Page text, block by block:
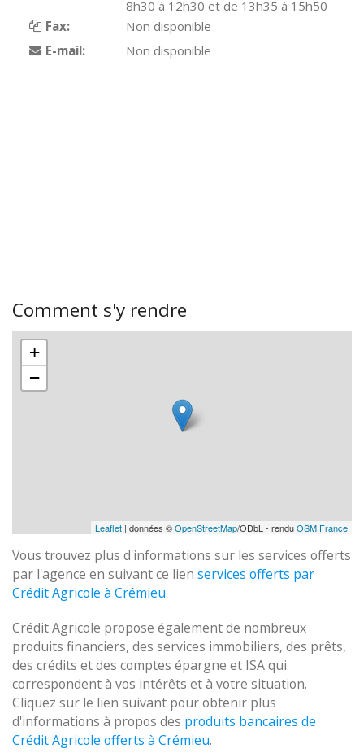
8h30 à 12h30 et de 13h35 à 15h50
Fax:
Non disponible
E-mail:
Non disponible
Comment s'y rendre
+
−
Leaflet | données ©OpenStreetMap/ODbL - renduOSM France
Vous trouvez plus d'informations sur les services offerts
par l'agence en suivant ce lien services offerts par
Crédit Agricole à Crémieu.
Crédit Agricole propose également de nombreux
produits financiers, des services immobiliers, des prêts,
des crédits et des comptes épargne et ISA qui
correspondent à vos intérêts et à votre situation.
Cliquez sur le lien suivant pour obtenir plus
d'informations à propos des produits bancaires de
Crédit Agricole offerts à Crémieu.